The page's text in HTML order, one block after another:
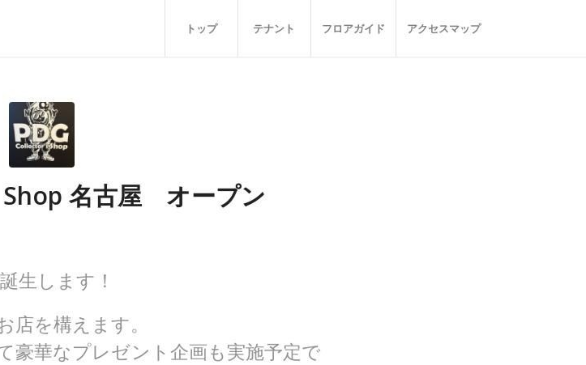
トップ テナント フロアガイド アクセスマップ
Shop 名古屋 オープン
生します！
店を構えます。
豪華なプレゼント企画も実施予定で